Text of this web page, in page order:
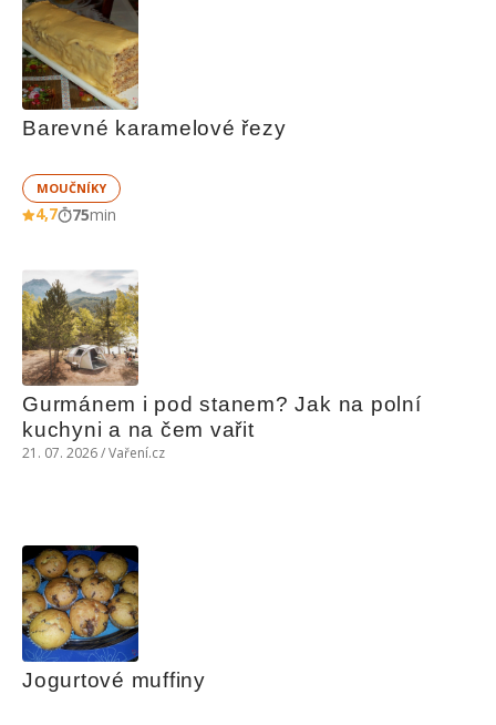
Barevné karamelové řezy
MOUČNÍKY
4,7 75min
Gurmánem i pod stanem? Jak na polní
kuchyni a na čem vařit
21. 07. 2026 / Vaření.cz
Jogurtové muffiny